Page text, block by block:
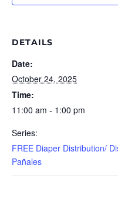
DETAILS
Date:
October 24, 2025
Time:
11:00 am - 1:00 pm
Series:
FREE Diaper Distribution/
Pañales